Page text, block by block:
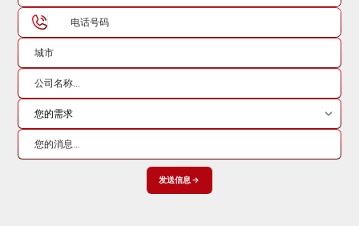
发送信息